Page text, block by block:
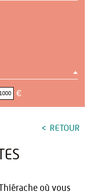
1000 €
RETOUR
où vous